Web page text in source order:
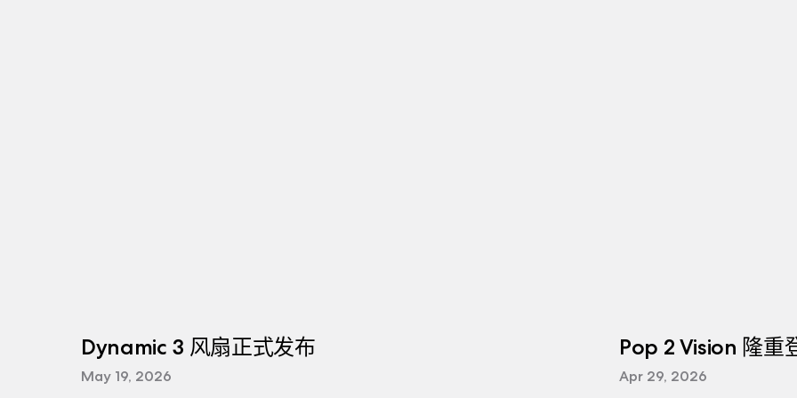
Dynamic 3 风扇正式发布
May 19, 2026
Pop 2 Vision 隆重
Apr 29, 2026